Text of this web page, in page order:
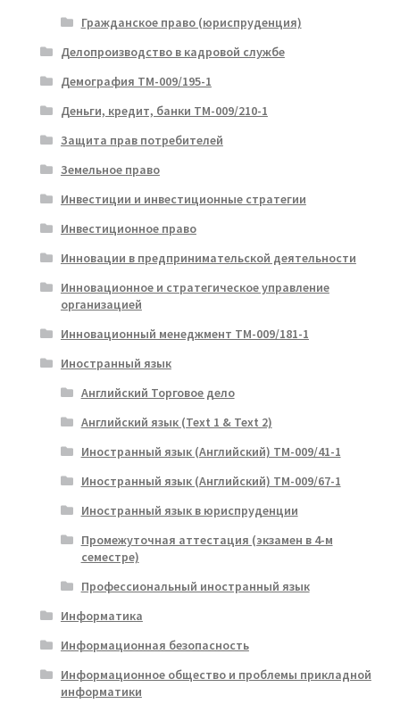
Гражданское право (юриспруденция)
Делопроизводство в кадровой службе
Демография ТМ-009/195-1
Деньги, кредит, банки ТМ-009/210-1
Защита прав потребителей
Земельное право
Инвестиции и инвестиционные стратегии
Инвестиционное право
Инновации в предпринимательской деятельности
Инновационное и стратегическое управление
организацией
Инновационный менеджмент ТМ-009/181-1
Иностранный язык
Английский Торговое дело
Английский язык (Text 1 & Text 2)
Иностранный язык (Английский) ТМ-009/41-1
Иностранный язык (Английский) ТМ-009/67-1
Иностранный язык в юриспруденции
Промежуточная аттестация (экзамен в 4-м
семестре)
Профессиональный иностранный язык
Информатика
Информационная безопасность
Информационное общество и проблемы прикладной
информатики